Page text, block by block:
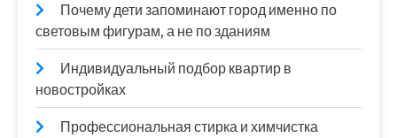
Почему дети запоминают город именно по
световым фигурам, а не по зданиям
Индивидуальный подбор квартир в
новостройках
Профессиональная стирка и химчистка